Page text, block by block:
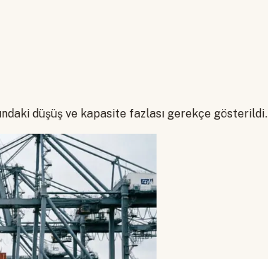
düşüş ve kapasite fazlası gerekçe gösterildi.